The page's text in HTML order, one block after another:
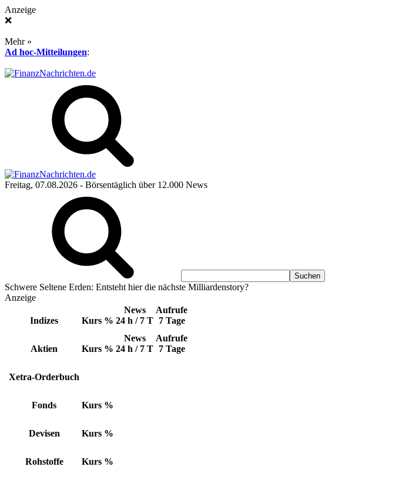
Anzeige
❌
Mehr »
Ad hoc-Mitteilungen:
Freitag, 07.08.2026 - Börsentäglich über 12.000 News
Schwere Seltene Erden: Entsteht hier die nächste Milliardenstory?
Anzeige
Indizes Kurs %
News
24 h / 7 T
Aufrufe
7 Tage
Aktien Kurs %
News
24 h / 7 T
Aufrufe
7 Tage
Xetra-Orderbuch
Fonds Kurs %
Devisen Kurs %
Rohstoffe Kurs %